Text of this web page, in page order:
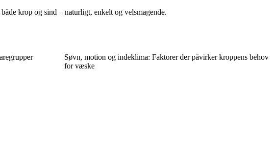
krop og sind – naturligt, enkelt og velsmagende.
Søvn, motion og indeklima: Faktorer der påvirker kroppens behov
for væske